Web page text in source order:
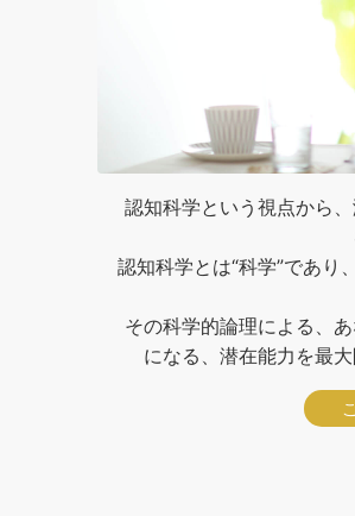
認知科学という視点から
認知科学とは“科学”であり
その科学的論理による、
になる、潜在能力を最